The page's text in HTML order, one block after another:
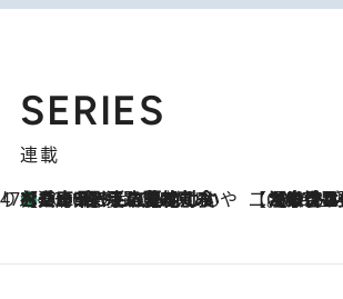
SERIES
連載
47都道府県の手みやげ ひんやりスイーツで夏を満喫
2026.8.8
【兵庫県】この夏絶対食べたい 冷やしておいしいおやつ3選 淡路島の恵みをジェラートに集約 【CREA×星野リゾート
2026.8.7
【トンボの足水浴】ヒノキの香りに包ま